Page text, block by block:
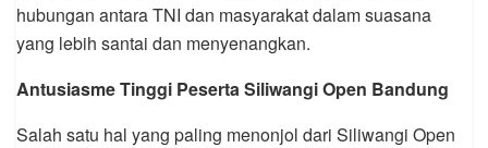
hubungan antara TNI dan masyarakat dalam suasana
yang lebih santai dan menyenangkan.
Antusiasme Tinggi Peserta Siliwangi Open Bandung
Salah satu hal yang paling menonjol dari Siliwangi Open